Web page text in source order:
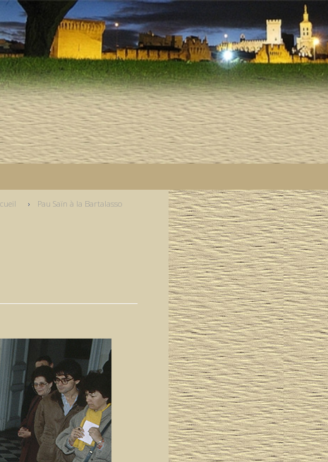
Pau Saïn à la Bartalasso